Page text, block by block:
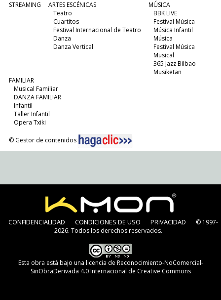
STREAMING
ARTES ESCÉNICAS
Teatro
Cuartitos
Festival Internacional de Teatro
Danza
Danza Vertical
MÚSICA
BBK LIVE
Festival Música
Música Infantil
Música
Festival Música
Musical
365 Jazz Bilbao
Musiketan
FAMILIAR
Musical Familiar
DANZA FAMILIAR
Infantil
Taller Infantil
Opera Txiki
© Gestor de contenidos
CONFIDENCIALIDAD CONDICIONES DE USO PRIVACIDAD
© 1997-
2026. Todos los derechos reservados.
Esta obra está bajo una licencia de Reconocimiento-NoComercial-
SinObraDerivada 4.0 Internacional de Creative Commons